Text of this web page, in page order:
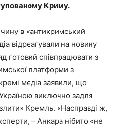
Криму.
в «антикримський
відреагували на новину
готовий співпрацювати з
платформи з
медіа заявили, що
виключно задля
Кремль. «Насправді ж,
– Анкара нібито «не